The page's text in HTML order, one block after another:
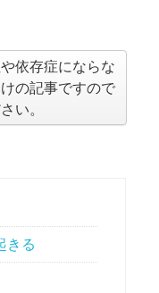
依存症にならな
の記事ですので
い。
きる